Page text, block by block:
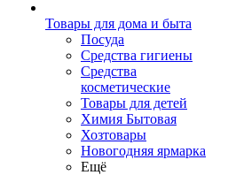
Товары для дома и быта
Посуда
Средства гигиены
Средства
косметические
Товары для детей
Химия Бытовая
Хозтовары
Новогодняя ярмарка
Ещё